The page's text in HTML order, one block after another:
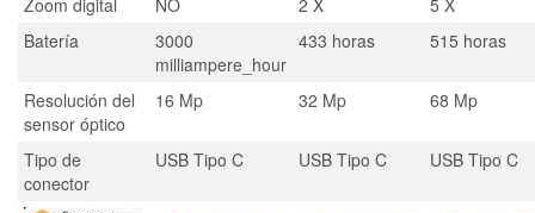
Batería
3000
milliampere_hour
433 horas 515 horas
Resolución del
sensor óptico
16 Mp 32 Mp 68 Mp
Tipo de
conector
USB Tipo C USB Tipo C USB Tipo C